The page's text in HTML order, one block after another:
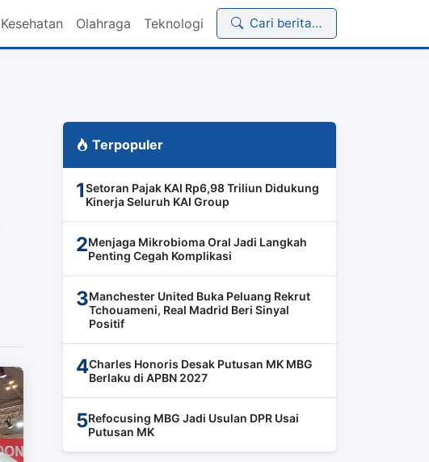
Kesehatan Olahraga Teknologi Cari berita…
Terpopuler
1Setoran Pajak KAI Rp6,98 Triliun Didukung
Kinerja Seluruh KAI Group
2Menjaga Mikrobioma Oral Jadi Langkah
Penting Cegah Komplikasi
3Manchester United Buka Peluang Rekrut
Tchouameni, Real Madrid Beri Sinyal
Positif
4Charles Honoris Desak Putusan MK MBG
Berlaku di APBN 2027
5Refocusing MBG Jadi Usulan DPR Usai
Putusan MK